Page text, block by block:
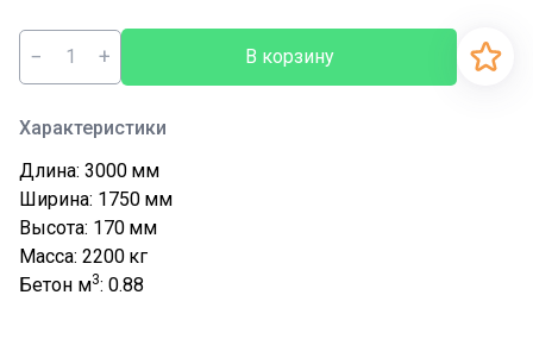
− + В корзину
Характеристики
Длина: 3000 мм
Ширина: 1750 мм
Высота: 170 мм
Масса: 2200 кг
Бетон м3: 0.88